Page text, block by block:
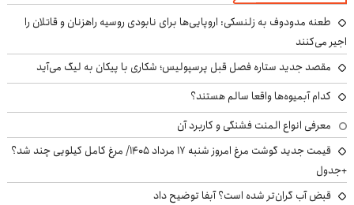
طعنه مدودوف به زلنسکی: اروپایی‌ها برای نابودی روسیه راهزنان و قاتلان را
اجیر می‌کنند
مقصد جدید ستاره فصل قبل پرسپولیس؛ شکاری با پیکان به لیگ می‌آید
کدام آبمیوه‌ها واقعا سالم هستند؟
معرفی انواع المنت فشنگی و کاربرد آن
قیمت جدید گوشت مرغ امروز شنبه ۱۷ مرداد ۱۴۰۵/ مرغ کامل کیلویی چند شد؟
+جدول
قبض آب گران‌تر شده است؟ آبفا توضیح داد